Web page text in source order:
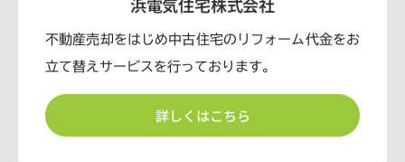
浜電気住宅株式会社
不動産売却をはじめ中古住宅のリフォーム代金をお
立て替えサービスを行っております。
詳しくはこちら